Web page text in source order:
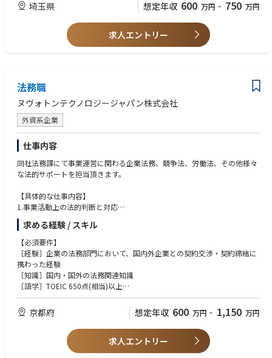
埼玉県 想定年収 600 万円 ~ 750 万円
求人エントリー
法務職
ヌヴォトンテクノロジージャパン株式会社
外資系企業
仕事内容
同社法務課にて事業運営に関わる企業法務、競争法、労働法、その他様々
な法的サポートを担当頂きます。
【具体的な仕事内容】
1.事業活動上の法的判断と対応
・事業活動において関連する法律に対するリーガルレビューや判断およ
び活動支援
2.契約書作成・レビュー業務
・委託／受託、共同開発、NDAなどの契約締結における条項文の構築、
法的解釈、従業員指導など
3.コンプライアンス指導・教育
・独占禁止法、下請法、契約遵守など、一連のコンプライアンスに対す
るリスク判断、対応策提案、従業員への教育など
4.法務業務の仕組み・運用
・法務業務の効率化に向けた仕組みの構築・運用や、DX推進など
求める経験 / スキル
【必須要件】
［経験］企業の法務部門において、国内外企業との契約交渉・契約締結に
携わった経験
［知識］国内・国外の法務関連知識
［語学］TOEIC 650点(相当)以上
【歓迎要件】
［経験］企業の法務部門または法律事務所において、国内外企業との契約
交渉、契約締結、訴訟等の係争に携わった経験
［知識］法学部で法律を専攻した専門知識
［語学］TOEIC 800点(相当)以上
京都府 想定年収 600 万円 ~ 1,150 万円
求人エントリー